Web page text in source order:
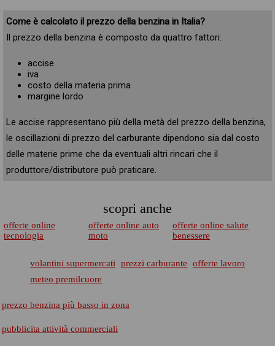
Come è calcolato il prezzo della benzina in Italia?
Il prezzo della benzina è composto da quattro fattori:
accise
iva
costo della materia prima
margine lordo
Le accise rappresentano più della metà del prezzo della benzina,
le oscillazioni di prezzo del carburante dipendono sia dal costo
delle materie prime che da eventuali altri rincari che il
produttore/distributore può praticare.
scopri anche
offerte online
tecnologia
offerte online auto
moto
offerte online salute
benessere
volantini supermercati prezzi carburante
offerte lavoro
meteo premilcuore
prezzo benzina più basso in zona
pubblicita attività commerciali